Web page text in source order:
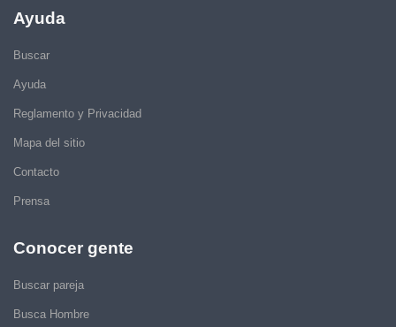
Ayuda
Buscar
Ayuda
Reglamento y Privacidad
Mapa del sitio
Contacto
Prensa
Conocer gente
Buscar pareja
Busca Hombre